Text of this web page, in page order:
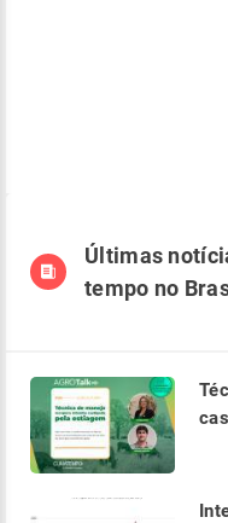
Últimas
tempo no